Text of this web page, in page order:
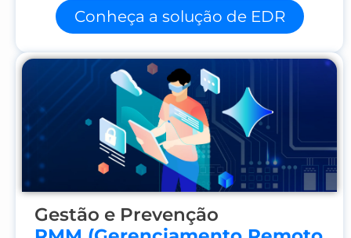
Conheça a solução de EDR
Gestão e Prevenção